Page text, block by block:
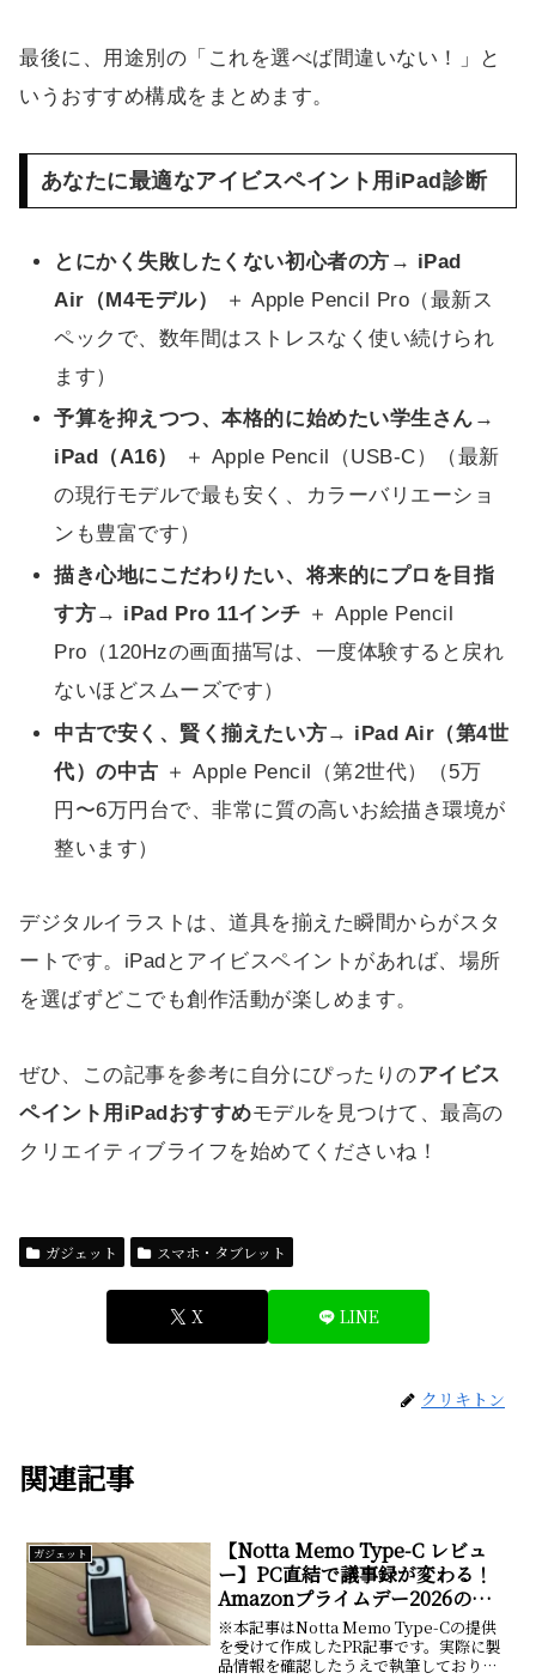
最後に、用途別の「これを選べば間違いない！」と
いうおすすめ構成をまとめます。
あなたに最適なアイビスペイント用iPad診断
とにかく失敗したくない初心者の方 → iPad
Air（M4モデル）
＋ Apple Pencil Pro（最新ス
ペックで、数年間はストレスなく使い続けられ
ます）
予算を抑えつつ、本格的に始めたい学生さん →
iPad（A16）
＋ Apple Pencil（USB-C）（最新
の現行モデルで最も安く、カラーバリエーショ
ンも豊富です）
描き心地にこだわりたい、将来的にプロを目指
す方→ iPad Pro 11インチ ＋ Apple Pencil
Pro（120Hzの画面描写は、一度体験すると戻れ
ないほどスムーズです）
中古で安く、賢く揃えたい方→ iPad Air（第4世
代）の中古 ＋ Apple Pencil（第2世代）（5万
円〜6万円台で、非常に質の高いお絵描き環境が
整います）
デジタルイラストは、道具を揃えた瞬間からがスタ
ートです。iPadとアイビスペイントがあれば、場所
を選ばずどこでも創作活動が楽しめます。
ぜひ、この記事を参考に自分にぴったりのアイビス
ペイント用iPadおすすめモデルを見つけて、最高の
クリエイティブライフを始めてくださいね！
ガジェット スマホ・タブレット
X LINE
クリキトン
関連記事
ガジェット
【Notta Memo Type-C レビュ
ー】PC直結で議事録が変わる！
Amazonプライムデー2026の超
目玉AIボイスレコーダーを徹底検
証
※本記事はNotta Memo Type-Cの提供
を受けて作成したPR記事です。実際に製
品情報を確認したうえで執筆しており、